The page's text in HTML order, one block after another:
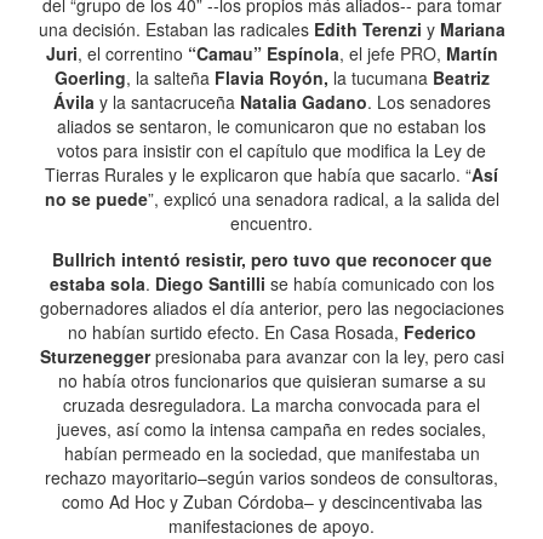
del “grupo de los 40” --los propios más aliados-- para tomar
una decisión. Estaban las radicales Edith Terenzi y Mariana
Juri, el correntino “Camau” Espínola, el jefe PRO, Martín
Goerling, la salteña Flavia Royón, la tucumana Beatriz
Ávilay la santacruceñaNatalia Gadano. Los senadores
aliados se sentaron, le comunicaron que no estaban los
votos para insistir con el capítulo que modifica la Ley de
Tierras Rurales y le explicaron que había que sacarlo. “Así
no se puede”, explicó una senadora radical, a la salida del
encuentro.
Bullrich intentó resistir, pero tuvo que reconocer que
estaba sola. Diego Santilli se había comunicado con los
gobernadores aliados el día anterior, pero las negociaciones
no habían surtido efecto. En Casa Rosada, Federico
Sturzeneggerpresionaba para avanzar con la ley, pero casi
no había otros funcionarios que quisieran sumarse a su
cruzada desreguladora. La marcha convocada para el
jueves, así como la intensa campaña en redes sociales,
habían permeado en la sociedad, que manifestaba un
rechazo mayoritario–según varios sondeos de consultoras,
como Ad Hoc y Zuban Córdoba– y descincentivaba las
manifestaciones de apoyo.